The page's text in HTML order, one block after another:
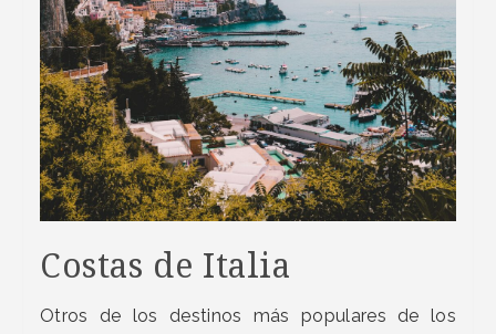
Costas de Italia
Otros de los destinos más populares de los